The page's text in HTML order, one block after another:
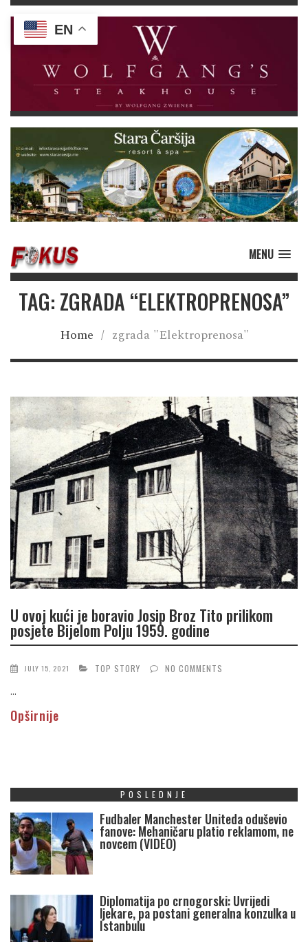
MENU
TAG: ZGRADA “ELEKTROPRENOSA”
Home / zgrada "Elektroprenosa"
U ovoj kući je boravio Josip Broz Tito prilikom
posjete Bijelom Polju 1959. godine
JULY 15, 2021 TOP STORY NO COMMENTS
...
Opširnije
POSLEDNJE
Fudbaler Manchester Uniteda oduševio
fanove: Mehaničaru platio reklamom, ne
novcem (VIDEO)
Diplomatija po crnogorski: Uvrijedi
ljekare, pa postani generalna konzulka u
Istanbulu
EN